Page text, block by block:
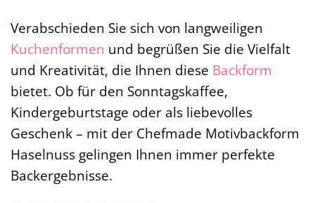
Verabschieden Sie sich von langweiligen
Kuchenformen und begrüßen Sie die Vielfalt
und Kreativität, die Ihnen diese Backform
bietet. Ob für den Sonntagskaffee,
Kindergeburtstage oder als liebevolles
Geschenk – mit der Chefmade Motivbackform
Haselnuss gelingen Ihnen immer perfekte
Backergebnisse.